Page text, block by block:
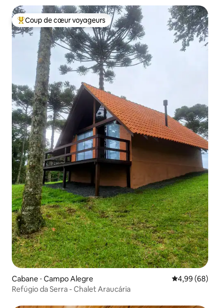
Coups de cœur voyageurs les plus appréciés
Coup de cœur voyageurs
Cabane ⋅ Campo Alegre Évaluation
4,99 (68)
Refúgio da Serra - Chalet Araucária